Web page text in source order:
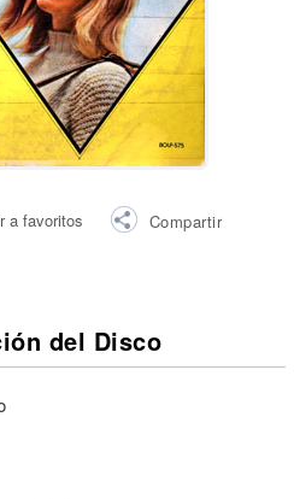
a favoritos Compartir
del Disco